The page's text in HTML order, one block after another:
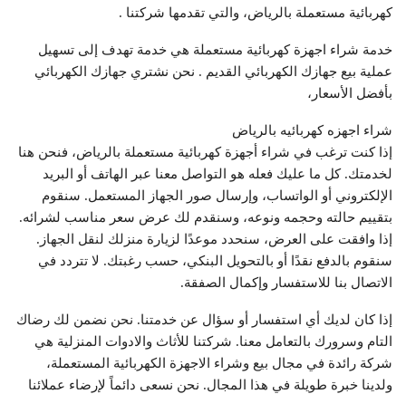
كهربائية مستعملة بالرياض، والتي تقدمها شركتنا .
خدمة شراء اجهزة كهربائية مستعملة هي خدمة تهدف إلى تسهيل
عملية بيع جهازك الكهربائي القديم . نحن نشتري جهازك الكهربائي
بأفضل الأسعار،
شراء اجهزه كهربائيه بالرياض
إذا كنت ترغب في شراء أجهزة كهربائية مستعملة بالرياض، فنحن هنا
لخدمتك. كل ما عليك فعله هو التواصل معنا عبر الهاتف أو البريد
الإلكتروني أو الواتساب، وإرسال صور الجهاز المستعمل. سنقوم
بتقييم حالته وحجمه ونوعه، وسنقدم لك عرض سعر مناسب لشرائه.
إذا وافقت على العرض، سنحدد موعدًا لزيارة منزلك لنقل الجهاز.
سنقوم بالدفع نقدًا أو بالتحويل البنكي، حسب رغبتك. لا تتردد في
الاتصال بنا للاستفسار وإكمال الصفقة.
إذا كان لديك أي استفسار أو سؤال عن خدمتنا. نحن نضمن لك رضاك
التام وسرورك بالتعامل معنا. شركتنا للأثاث والادوات المنزلية هي
شركة رائدة في مجال بيع وشراء الاجهزة الكهربائية المستعملة،
ولدينا خبرة طويلة في هذا المجال. نحن نسعى دائماً لإرضاء عملائنا